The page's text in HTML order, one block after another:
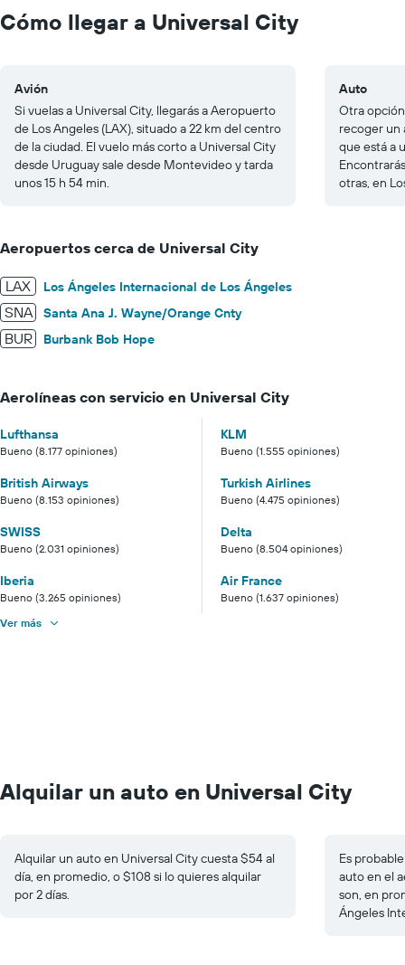
to
400.
Cómo llegar a Universal City
Avión
Si vuelas a Universal City, llegarás a Aeropuerto
de Los Angeles (LAX), situado a 22 km del centro
de la ciudad. El vuelo más corto a Universal City
desde Uruguay sale desde Montevideo y tarda
unos 15 h 54 min.
Auto
Otra
recoger un
que está a
otras, en
Aeropuertos cerca de Universal City
LAX Los Ángeles Internacional de Los Ángeles
SNA Santa Ana J. Wayne/Orange Cnty
BUR Burbank Bob Hope
Aerolíneas con servicio en Universal City
Lufthansa
Bueno (8.177 opiniones)
KLM
Bueno (1.555 opiniones)
British Airways
Bueno (8.153 opiniones)
Turkish Airlines
Bueno (4.475 opiniones)
SWISS
Bueno (2.031 opiniones)
Delta
Bueno (8.504 opiniones)
Iberia
Bueno (3.265 opiniones)
Air France
Bueno (1.637 opiniones)
Ver más
Alquilar un auto en Universal City
Alquilar un auto en Universal City cuesta $54 al
día, en promedio, o $108 si lo quieres alquilar
por 2 días.
Es
auto en el
son, en
Ángeles